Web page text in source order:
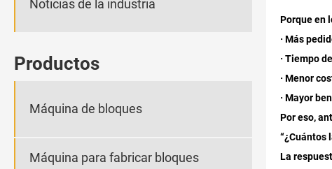
Noticias de la industria
Productos
Máquina de bloques
Máquina para fabricar bloques
Porque en
· Más
· Tiempo
· Menor
· Mayor
Por eso,
“¿Cuántos
La